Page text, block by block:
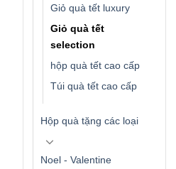
Giỏ quà tết luxury
Giỏ quà tết
selection
hộp quà tết cao cấp
Túi quà tết cao cấp
Hộp quà tặng các loại
Noel - Valentine